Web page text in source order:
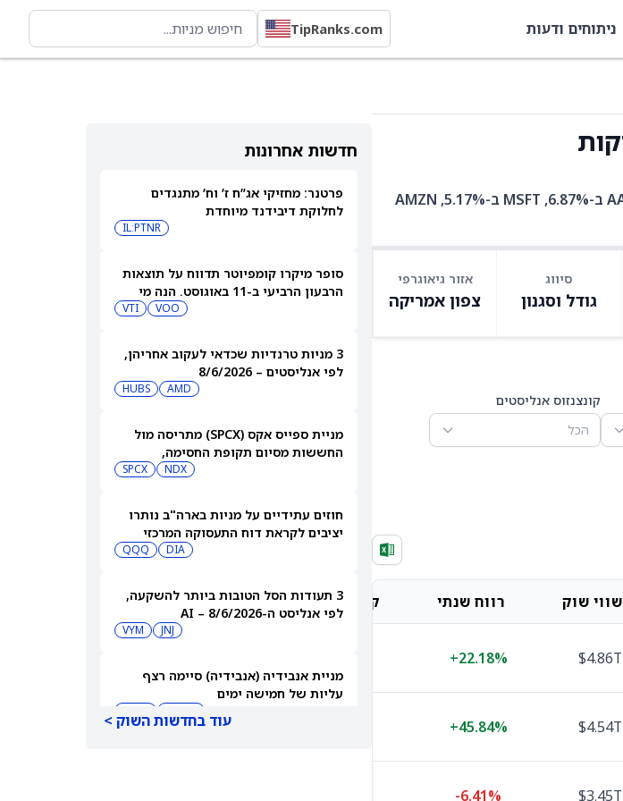
ניתוחים ודעות TipRanks.com
PBUS היא קרן סל עם 528 אחזקות. בין האחזקות המובילות: NVDA ב-7.61%, AAPL ב-6.87%, MSFT ב-5.17%, AMZN
סיווג
גודל וסגנון
אזור גיאוגרפי
צפון אמריקה
קונצנזוס אנליסטים
הכל
שווי שוק רווח שנתי קונצנזוס אנליסטים מחיר יעד אנליסטים
$4.86T
+22.18%
$4.54T
+45.84%
$333.18
$3.45T
-6.41%
חדשות אחרונות
פרטנר: מחזיקי אג”ח ז’ וח’ מתנגדים
לחלוקת דיבידנד מיוחדת
IL:PTNR
סופר מיקרו קומפיוטר תדווח על תוצאות
הרבעון הרביעי ב-11 באוגוסט. הנה מי
VOO
VTI
3 מניות טרנדיות שכדאי לעקוב אחריהן,
לפי אנליסטים – 8/6/2026
AMD
HUBS
מניית ספייס אקס (SPCX) מתריסה מול
החששות מסיום תקופת החסימה,
NDX
SPCX
חוזים עתידיים על מניות בארה"ב נותרו
יציבים לקראת דוח התעסוקה המרכזי
DIA
QQQ
3 תעודות הסל הטובות ביותר להשקעה,
לפי אנליסט ה-AI – 8/6/2026
JNJ
VYM
מניית אנבידיה (אנבידיה) סיימה רצף
עליות של חמישה ימים
עוד בחדשות השוק >